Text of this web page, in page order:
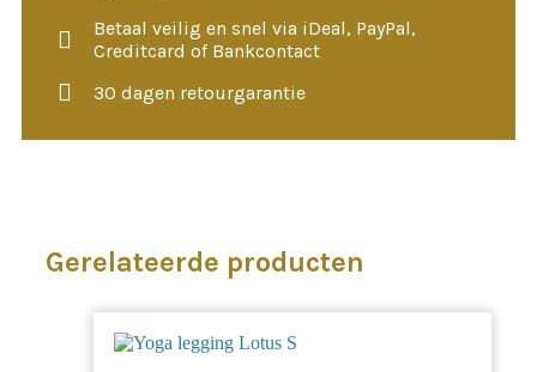
Betaal veilig en snel via iDeal, PayPal,
Creditcard of Bankcontact
30 dagen retourgarantie
Gerelateerde producten